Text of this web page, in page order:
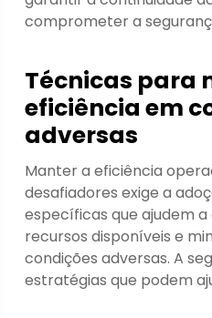
comprometer a
Técnicas para
eficiência em
adversas
Manter a eficiência
desafiadores exige a
específicas que ajudem a
recursos disponíveis e
condições adversas. A
estratégias que podem